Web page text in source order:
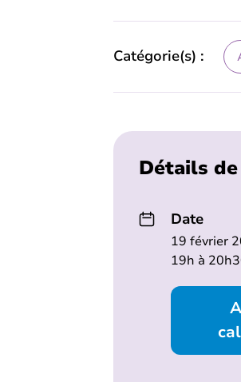
Catégorie(s) :
Détails de
Date
19 février
19h à